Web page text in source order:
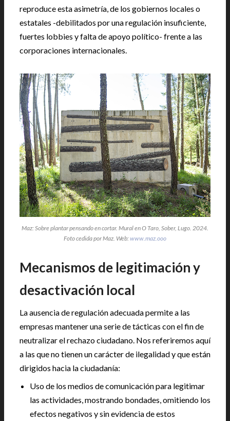
reproduce esta asimetría, de los gobiernos locales o
estatales -debilitados por una regulación insuficiente,
fuertes lobbies y falta de apoyo político- frente a las
corporaciones internacionales.
Maz: Sobre plantar pensando en cortar. Mural en O Taro, Sober, Lugo. 2024.
Foto cedida por Maz. Web:www.maz.ooo
Mecanismos de legitimación y
desactivación local
La ausencia de regulación adecuada permite a las
empresas mantener una serie de tácticas con el fin de
neutralizar el rechazo ciudadano. Nos referiremos aquí
a las que no tienen un carácter de ilegalidad y que están
dirigidos hacia la ciudadanía:
Uso de los medios de comunicación para legitimar
las actividades, mostrando bondades, omitiendo los
efectos negativos y sin evidencia de estos